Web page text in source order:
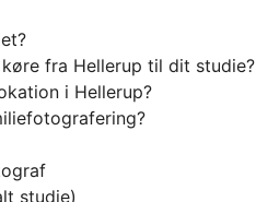
fra Hellerup til dit studie?
i Hellerup?
studie)